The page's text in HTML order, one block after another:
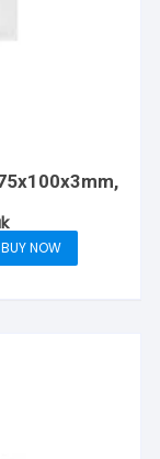
BUY NOW